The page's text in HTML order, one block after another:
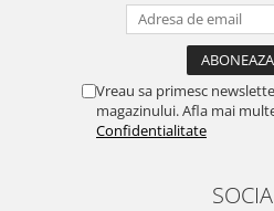
Balamale si zavoare
Broaste si clante
Accesorii pentru animale
Aparate de Masaj
Articole si accesorii birou
Vreau sa primesc
magazinului. Afla mai
Confidentialitate